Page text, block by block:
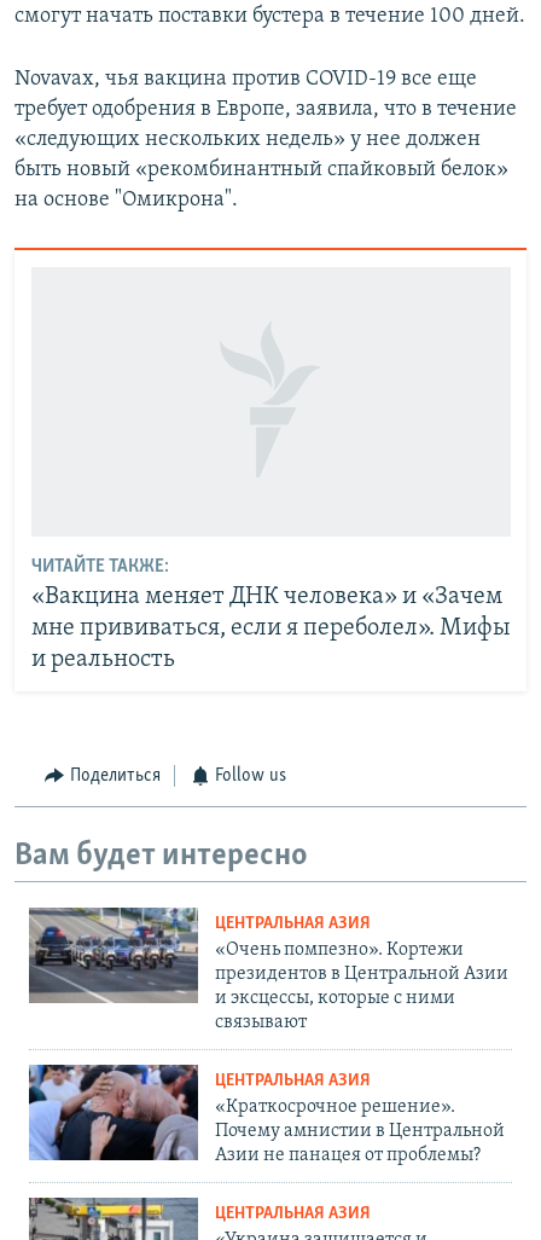
смогут начать поставки бустера в течение 100 дней.
Novavax, чья вакцина против COVID-19 все еще
требует одобрения в Европе, заявила, что в течение
«следующих нескольких недель» у нее должен
быть новый «рекомбинантный спайковый белок»
на основе "Омикрона".
ЧИТАЙТЕ ТАКЖЕ:
«Вакцина меняет ДНК человека» и «Зачем
мне прививаться, если я переболел». Мифы
и реальность
Поделиться Follow us
Вам будет интересно
ЦЕНТРАЛЬНАЯ АЗИЯ
«Очень помпезно». Кортежи
президентов в Центральной Азии
и эксцессы, которые с ними
связывают
ЦЕНТРАЛЬНАЯ АЗИЯ
«Краткосрочное решение».
Почему амнистии в Центральной
Азии не панацея от проблемы?
ЦЕНТРАЛЬНАЯ АЗИЯ